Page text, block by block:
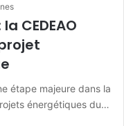
CEDEAO
étape majeure dans la
énergétiques du…